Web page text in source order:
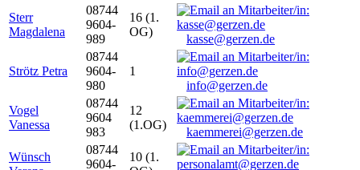
Sterr
Magdalena
08744
9604-
989
16 (1.
OG)
kasse@gerzen.de
Strötz Petra
08744
9604-
980
1
info@gerzen.de
Vogel
Vanessa
08744
9604
983
12
(1.OG)
kaemmerei@gerzen.de
Wünsch
08744
9604-
10 (1.